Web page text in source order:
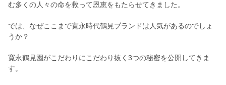
む多くの人々の命を救って恩恵をもたらせてきました。
では、なぜここまで寛永時代鶴見ブランドは人気があるのでしょ
うか？
寛永鶴見園がこだわりにこだわり抜く3つの秘密を公開してきま
す。